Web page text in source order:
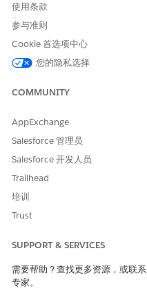
使用条款
参与准则
Cookie 首选项中心
您的隐私选择
COMMUNITY
AppExchange
Salesforce 管理员
Salesforce 开发人员
Trailhead
培训
Trust
SUPPORT & SERVICES
需要帮助？查找更多资源，或联系
专家。